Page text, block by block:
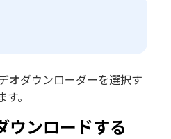
オダウンローダーを選択す
。
ンロードする